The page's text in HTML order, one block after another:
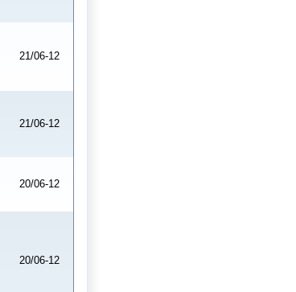
21/06-12
21/06-12
20/06-12
20/06-12